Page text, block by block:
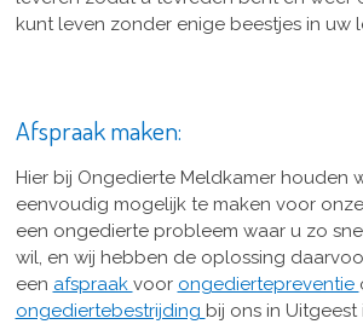
kunt leven zonder enige beestjes in uw
Afspraak maken:
Hier bij Ongedierte Meldkamer houden
eenvoudig mogelijk te maken voor
een ongedierte probleem waar u zo
wil, en wij hebben de oplossing
een afspraak voor ongediertepreventie
ongediertebestrijding bij ons in